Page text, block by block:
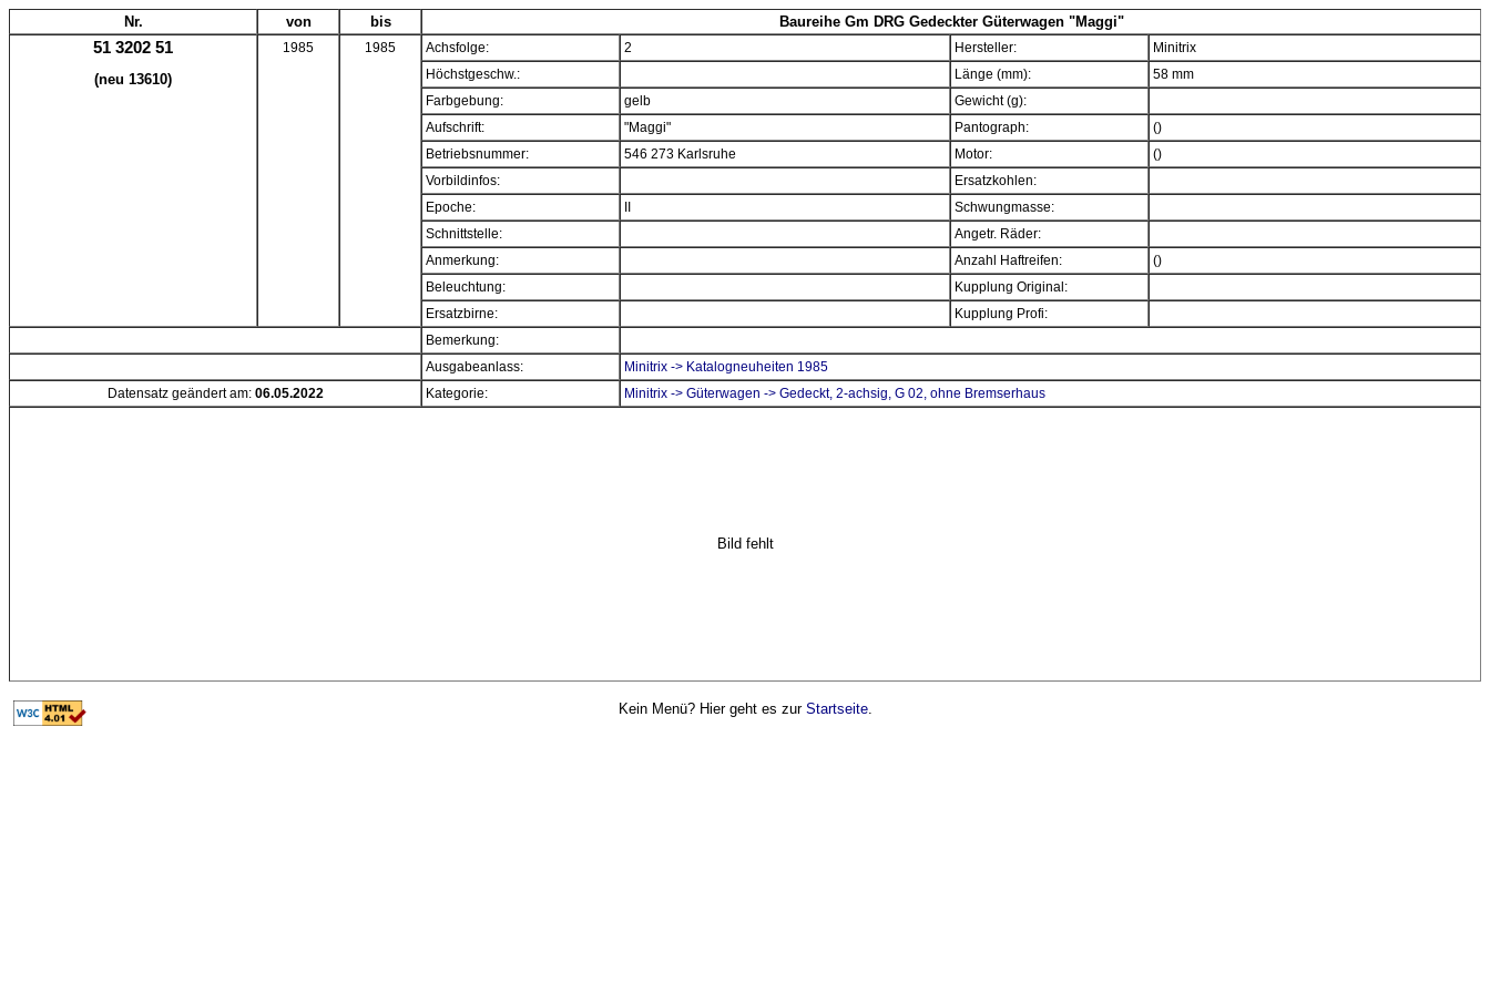
Nr. von bis Baureihe Gm DRG Gedeckter Güterwagen "Maggi"
51 3202 51
(neu 13610)
1985 1985 Achsfolge: 2 Hersteller:
Minitrix
Höchstgeschw.:
Länge (mm):
58 mm
Farbgebung:
gelb
Gewicht (g):
Aufschrift:
"Maggi" Pantograph:
()
Betriebsnummer:
546 273 Karlsruhe Motor:
()
Vorbildinfos:
Ersatzkohlen:
Epoche:
Schwungmasse:
Schnittstelle:
Angetr. Räder:
Anmerkung:
Anzahl Haftreifen:
()
Beleuchtung:
Kupplung Original:
Ersatzbirne:
Kupplung Profi:
Bemerkung:
Ausgabeanlass:
Minitrix -> Katalogneuheiten 1985
Datensatz geändert am: 06.05.2022 Kategorie: Minitrix -> Güterwagen -> Gedeckt, 2-achsig, G 02, ohne Bremserhaus
Bild fehlt
Kein Menü? Hier geht es zur Startseite.